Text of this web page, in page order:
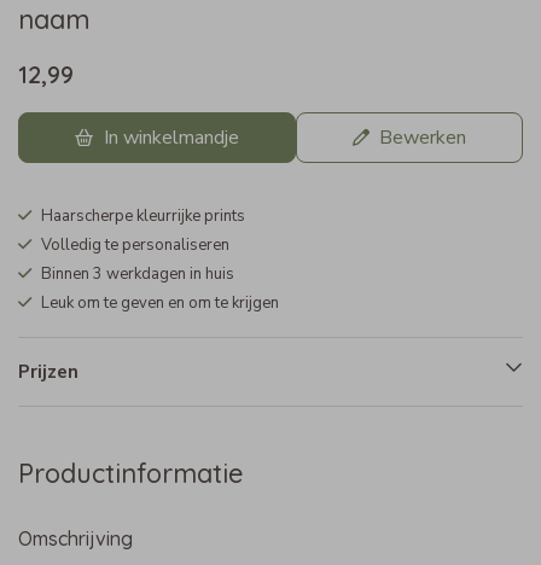
naam
12,99
In winkelmandje Bewerken
Haarscherpe kleurrijke prints
Volledig te personaliseren
Binnen 3 werkdagen in huis
Leuk om te geven en om te krijgen
Prijzen
Productinformatie
Omschrijving